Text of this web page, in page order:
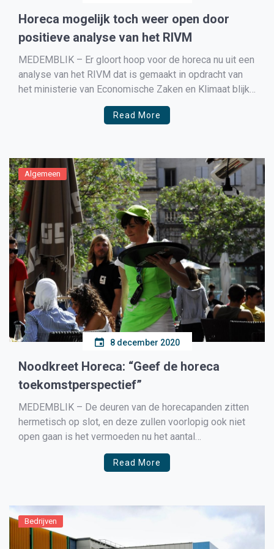
Horeca mogelijk toch weer open door
positieve analyse van het RIVM
MEDEMBLIK – Er gloort hoop voor de horeca nu uit een
analyse van het RIVM dat is gemaakt in opdracht van
het ministerie van Economische Zaken en Klimaat blijkt
dat het openen van de horeca er voor zal zorgen dat het
aantal besmettingen eerder zal dalen dan verder zal
Read More
Algemeen
8 december 2020
Noodkreet Horeca: “Geef de horeca
toekomstperspectief”
MEDEMBLIK – De deuren van de horecapanden zitten
hermetisch op slot, en deze zullen voorlopig ook niet
open gaan is het vermoeden nu het aantal
besmettingen weer snel toeneemt. Koninklijke Horeca
Nederland ligt de schuld bij de middenstand en het
Read More
Bedrijven